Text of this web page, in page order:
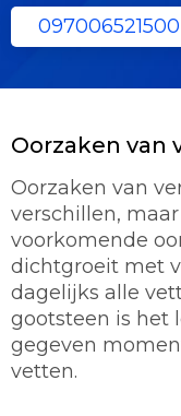
097006521500
Oorzaken van
Oorzaken van
verschillen,
voorkomende
dichtgroeit met
dagelijks alle
gootsteen is het
gegeven
vetten.